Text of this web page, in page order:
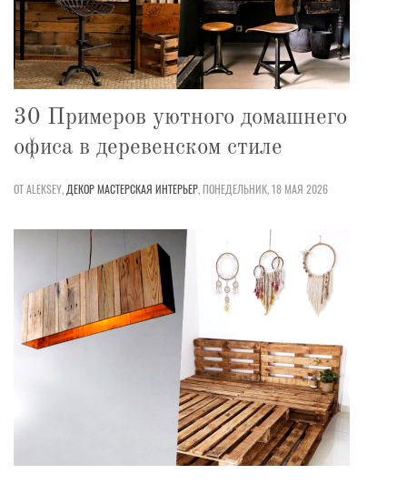
30 Примеров уютного домашнего
офиса в деревенском стиле
ОТ ALEKSEY, ДЕКОРМАСТЕРСКАЯ ИНТЕРЬЕР,ПОНЕДЕЛЬНИК, 18 МАЯ 2026